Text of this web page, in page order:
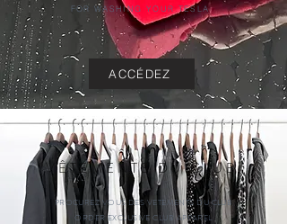
FOR WASHING YOUR TESLA
ACCÉDEZ
VÊTEMENTS DU CLUB
PROCUREZ VOUS DES VETEMENTS DU CLUB
ORDER EXCLUSIVE CLUB APPAREL